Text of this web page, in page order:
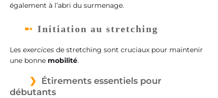
également à l’abri du surmenage.
Initiation au stretching
Les exercices de stretching sont cruciaux pour maintenir
une bonne mobilité.
Étirements essentiels pour
débutants